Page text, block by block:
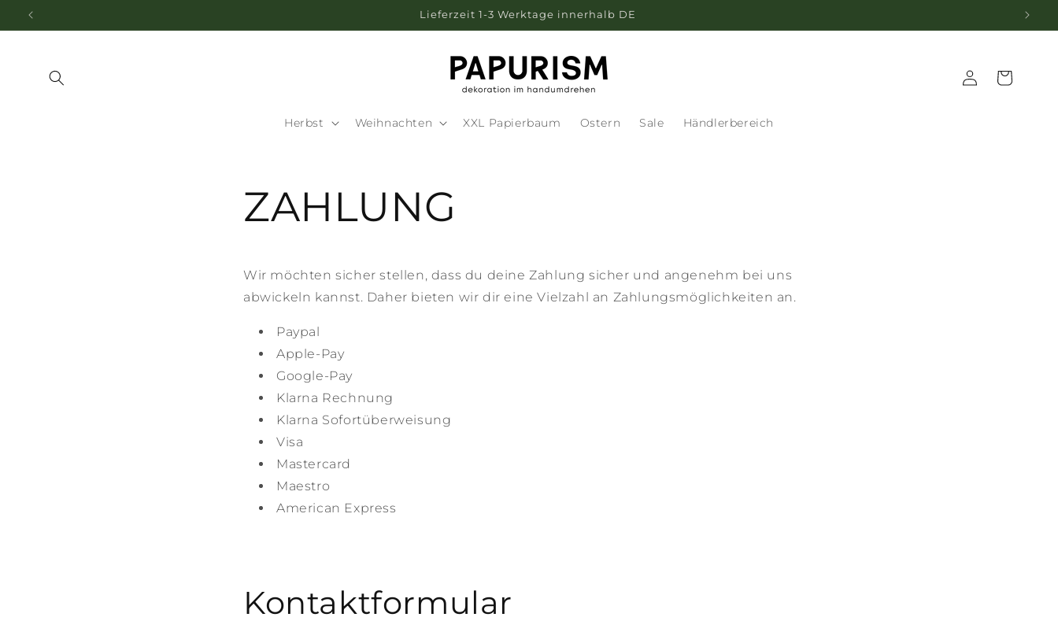
zum
Inhalt
Lieferzeit 1-3 Werktage innerhalb DE
Herbst Weihnachten XXL Papierbaum Ostern Sale Händlerbereich
EinloggenWarenkorb
ZAHLUNG
Wir möchten sicher stellen, dass du deine Zahlung sicher und angenehm bei uns
abwickeln kannst. Daher bieten wir dir eine Vielzahl an Zahlungsmöglichkeiten an.
Paypal
Apple-Pay
Google-Pay
Klarna Rechnung
Klarna Sofortüberweisung
Visa
Mastercard
Maestro
American Express
Kontaktformular